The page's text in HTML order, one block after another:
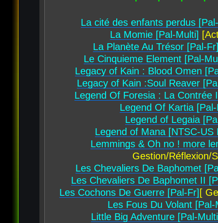
La cité des enfants perdus
La Momie [Pal-Multi]
La Planète Au Trésor [Pal-
Le Cinquieme Element [Pal-
Legacy of Kain : Blood Omen
Legacy of Kain :Soul Reaver
Legend Of Foresia : La Contrée
Legend Of Kartia
Legend of Legaia
Legend of Mana [NTSC-US
Lemmings & Oh no ! more
Gestion/Réflexion/
Les Chevaliers De Baphomet
Les Chevaliers De Baphomet II
Les Cochons De Guerre [Pal-Fr] [
Les Fous Du Volant [Pal-
Little Big Adventure [Pal-